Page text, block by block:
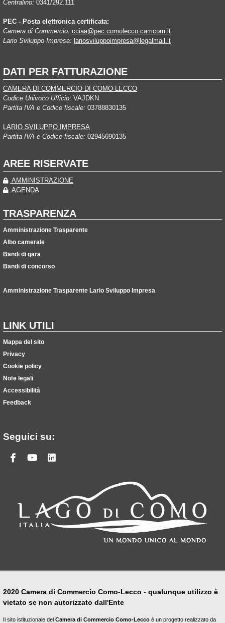
Centralino: 0341/292.111
PEC - Posta elettronica certificata:
Camera di Commercio: cciaa@pec.comolecco.camcom.it
Lario Sviluppo Impresa: lariosviluppoimpresa@legalmail.it
DATI PER FATTURAZIONE
CAMERA DI COMMERCIO DI COMO-LECCO
Codice Univoco Ufficio: VAJDKN
Partita IVA e Codice fiscale: 03788830135
LARIO SVILUPPO IMPRESA
Partita IVA e Codice fiscale: 02945690135
AREE RISERVATE
AMMINISTRAZIONE
AGENDA
TRASPARENZA
Amministrazione Trasparente
Albo camerale
Bandi di gara
Bandi di concorso
Amministrazione Trasparente Lario Sviluppo Impresa
LINK UTILI
Mappa del sito
Privacy
Cookie policy
Note legali
Accessibilità
Feedback
Seguici su:
Facebook
Youtube
2020 Camera di Commercio Como-Lecco - qualunque utilizzo è
vietato se non autorizzato dall'Ente
Il sito istituzionale del Camera di Commercio Como-Lecco è un progetto realizzato da